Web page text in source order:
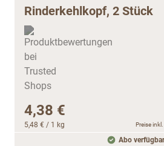
Rinderkehlkopf, 2 Stück
4,38 €
5,48 € / 1 kg Preise
Abo verfügbar